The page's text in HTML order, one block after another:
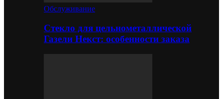
Обслуживание
Стекло для цельнометаллической
Газели Некст: особенности заказа